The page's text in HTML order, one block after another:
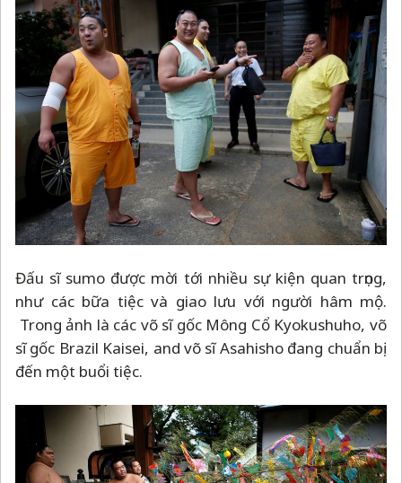
Đấu sĩ sumo được mời tới nhiều sự kiện quan trọng,
như các bữa tiệc và giao lưu với người hâm mộ.
Trong ảnh là các võ sĩ gốc Mông Cổ Kyokushuho, võ
sĩ gốc Brazil Kaisei, and võ sĩ Asahisho đang chuẩn bị
đến một buổi tiệc.